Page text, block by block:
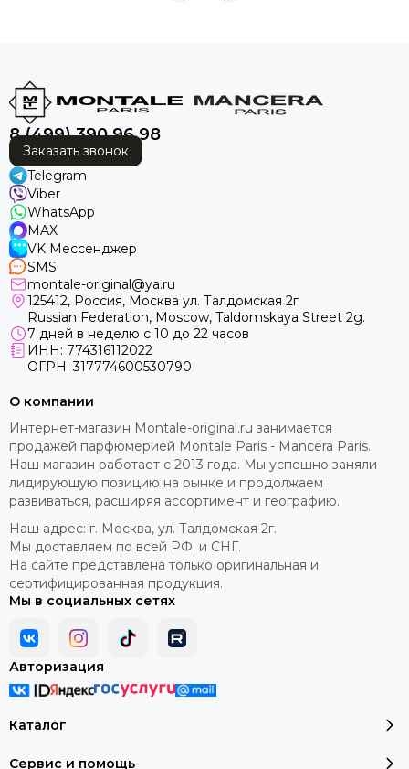
8 (499) 390 96 98
Заказать звонок
Telegram
Viber
WhatsApp
MAX
VK Мессенджер
SMS
montale-original@ya.ru
125412, Россия, Москва ул. Талдомская 2г
Russian Federation, Moscow, Taldomskaya Street 2g.
7 дней в неделю с 10 до 22 часов
ИНН: 774316112022
ОГРН: 317774600530790
Каталог
Сервис и помощь
О компании
Интернет-магазин Montale-original.ru занимается
продажей парфюмерией Montale Paris - Mancera Paris.
Наш магазин работает с 2013 года. Мы успешно заняли
лидирующую позицию на рынке и продолжаем
развиваться, расширяя ассортимент и географию.
Наш адрес: г. Москва, ул. Талдомская 2г.
Мы доставляем по всей РФ. и СНГ.
На сайте представлена только оригинальная и
сертифицированная продукция.
Мы в социальных сетях
Авторизация